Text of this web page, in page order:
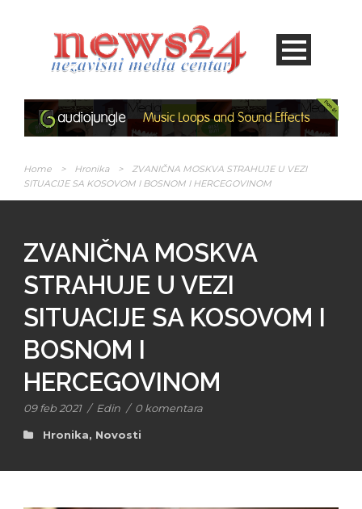
Home > Hronika >
ZVANIČNA MOSKVA STRAHUJE U VEZI
SITUACIJE SA KOSOVOM I BOSNOM I HERCEGOVINOM
ZVANIČNA MOSKVA
STRAHUJE U VEZI
SITUACIJE SA KOSOVOM I
BOSNOM I
HERCEGOVINOM
09 feb 2021 / Edin / 0 komentara
Hronika, Novosti